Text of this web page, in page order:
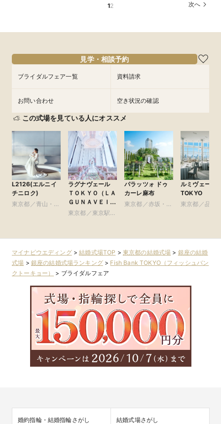
12 次へ
見学・相談予約
ブライダルフェア一覧 資料請求
お問い合わせ 空き状況の確認
この式場を見ている人にオススメ
L2126(エルニイ
チニロク)
東京都／青山・表
ラグナヴェール
ＴＯＫＹＯ（ＬＡ
ＧＵＮＡＶＥＩＬ
ＴＯＫＹＯ）
東京都／東京駅・
パラッツォ ドゥ
カーレ麻布
東京都／赤坂・六
ルミヴェール
TOKYO
東京都／品川
マイナビウエディング>結婚式場TOP > 東京都の結婚式場 > 銀座の結婚
式場 > 銀座の結婚式場ランキング> Fish Bank TOKYO（フィッシュバン
クトーキョー）
> ブライダルフェア
婚約指輪・結婚指輪さがし 結婚式場さがし